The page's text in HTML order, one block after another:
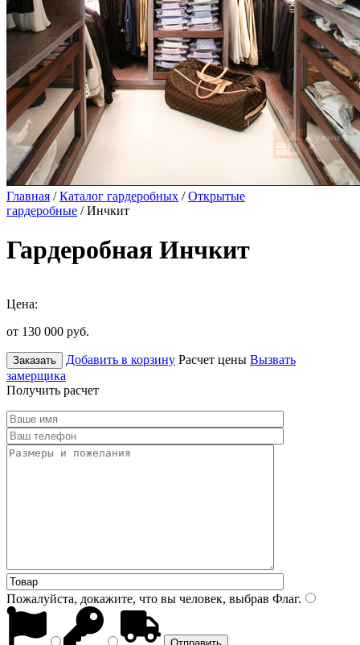
Главная /Каталог гардеробных /Открытые
гардеробные / Инчкит
Гардеробная Инчкит
Цена:
от 130 000 руб.
Заказать Добавить в корзину Расчет цены Вызвать
замерщика
Получить расчет
Пожалуйста, докажите, что вы человек, выбрав Флаг.